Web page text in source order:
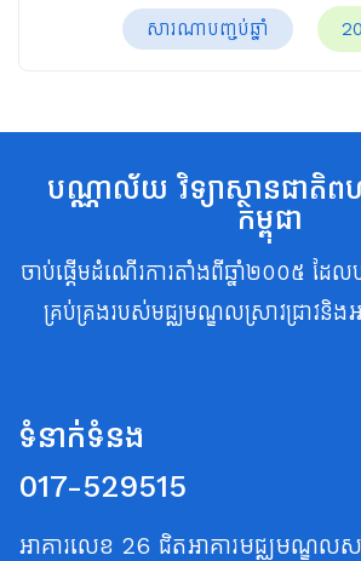
សារណាបញ្ចប់ឆ្នាំ
បណ្ណាល័យ វិទ្យាស្ថានជាតិព
កម្ពុជា
ចាប់ផ្តើមដំណើរការតាំងពីឆ្នាំ២០០៥ ដែលប
គ្រប់គ្រងរបស់មជ្ឈមណ្ឌលស្រាវជ្រាវនិងអ
ទំនាក់ទំនង
017-529515
អាគារលេខ 26 ជិតអាគារមជ្ឈមណ្ឌលស